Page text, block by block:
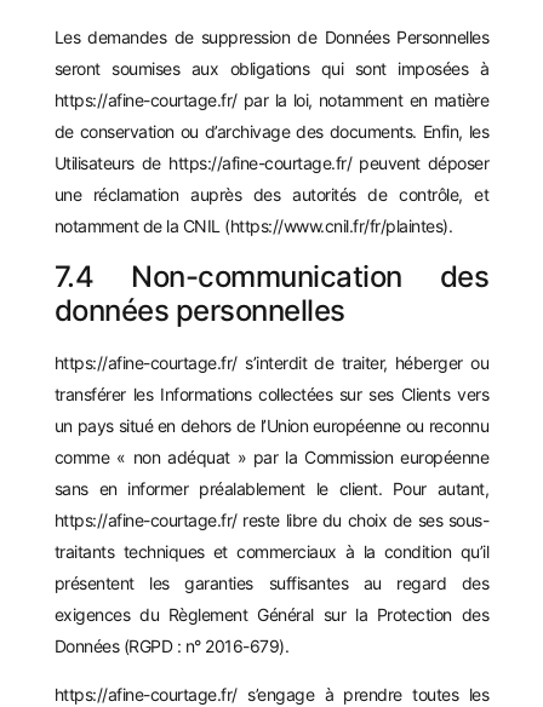
Les demandes de suppression de Données Personnelles
seront soumises aux obligations qui sont imposées à
https://afine-courtage.fr/par la loi, notamment en matière
de conservation ou d’archivage des documents. Enfin, les
Utilisateurs de https://afine-courtage.fr/peuvent déposer
une réclamation auprès des autorités de contrôle, et
notamment de la CNIL (https://www.cnil.fr/fr/plaintes).
7.4 Non-communication des
données personnelles
https://afine-courtage.fr/s’interdit de traiter, héberger ou
transférer les Informations collectées sur ses Clients vers
un pays situé en dehors de l’Union européenne ou reconnu
comme « non adéquat » par la Commission européenne
sans en informer préalablement le client. Pour autant,
https://afine-courtage.fr/reste libre du choix de ses sous-
traitants techniques et commerciaux à la condition qu’il
présentent les garanties suffisantes au regard des
exigences du Règlement Général sur la Protection des
Données (RGPD : n° 2016-679).
https://afine-courtage.fr/s’engage à prendre toutes les